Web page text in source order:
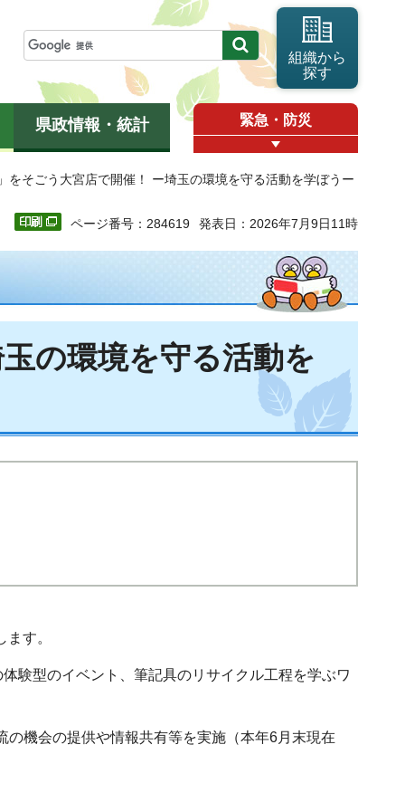
組織から
探す
県政情報・統計 緊急・防災
をそごう大宮店で開催！ ー埼玉の環境を守る活動を学ぼうー
ページ番号：284619 発表日：2026年7月9日11時
の環境を守る活動を
す。
験型のイベント、筆記具のリサイクル工程を学ぶワ
機会の提供や情報共有等を実施（本年6月末現在